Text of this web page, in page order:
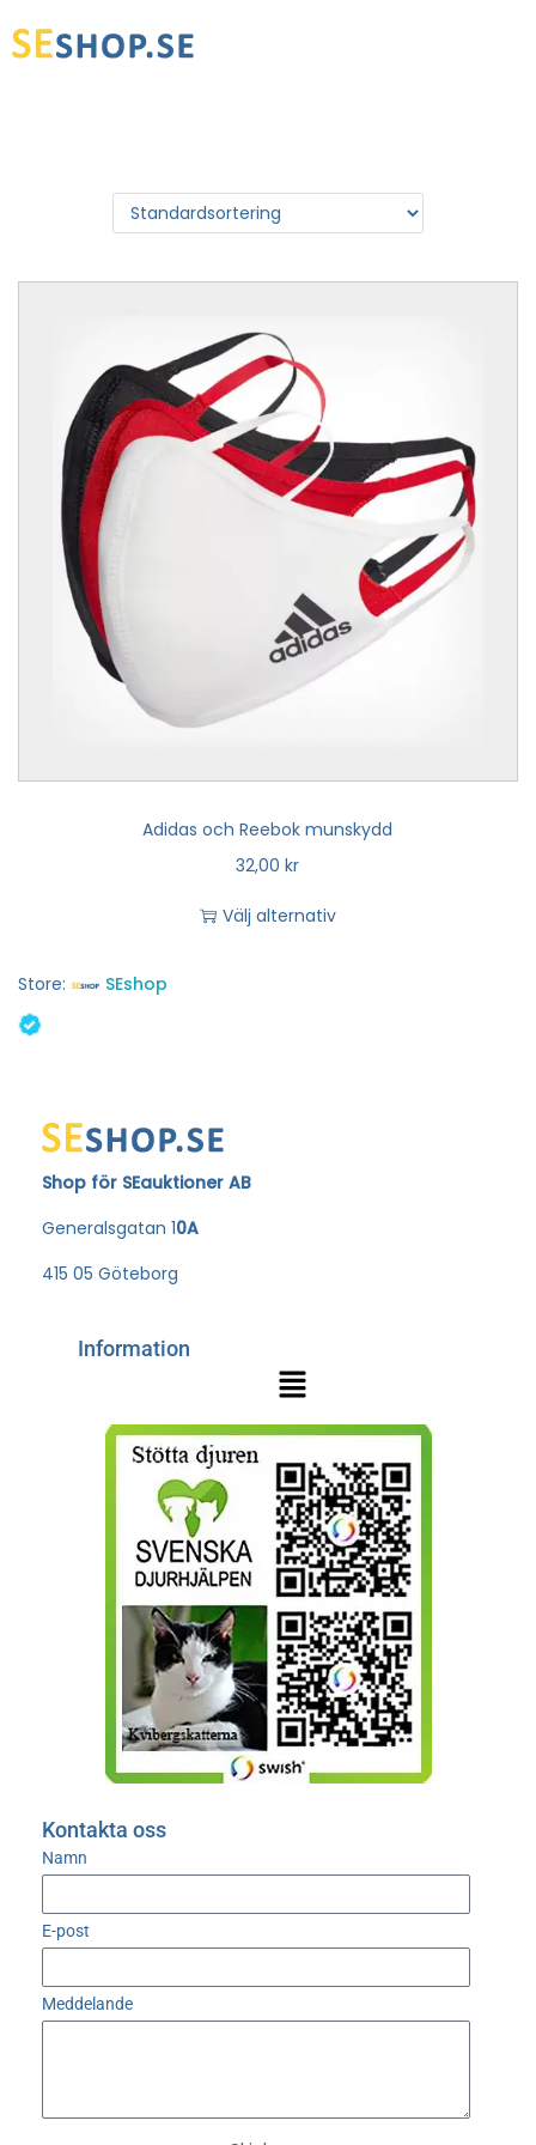
Adidas och Reebok munskydd
32,00kr
Välj alternativ
Store: SEshop
Shop för SEauktioner AB
Generalsgatan 10A
415 05 Göteborg
Information
Kontakta oss
Namn
E-post
Meddelande